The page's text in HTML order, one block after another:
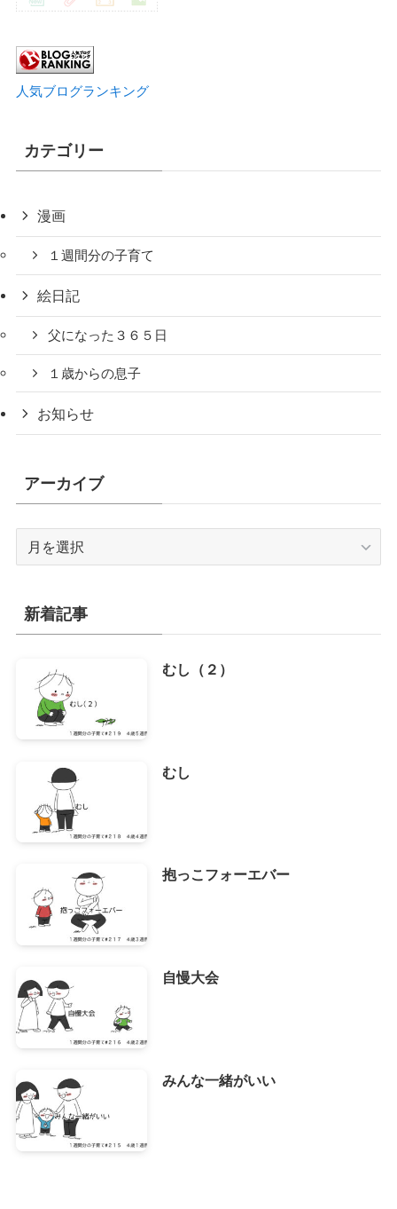
人気ブログランキング
カテゴリー
漫画
１週間分の子育て
絵日記
父になった３６５日
１歳からの息子
お知らせ
アーカイブ
イ
ブ
新着記事
むし（２）
むし
抱っこフォーエバー
自慢大会
みんな一緒がいい